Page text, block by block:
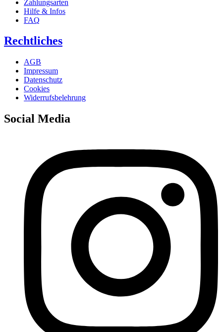
Zahlungsarten
Hilfe & Infos
FAQ
Rechtliches
AGB
Impressum
Datenschutz
Cookies
Widerrufsbelehrung
Social Media